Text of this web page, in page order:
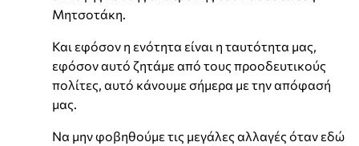
Μητσοτάκη.
Και εφόσον η ενότητα είναι η ταυτότητα μας,
εφόσον αυτό ζητάμε από τους προοδευτικούς
πολίτες, αυτό κάνουμε σήμερα με την απόφασή
μας.
Να μην φοβηθούμε τις μεγάλες αλλαγές όταν εδώ